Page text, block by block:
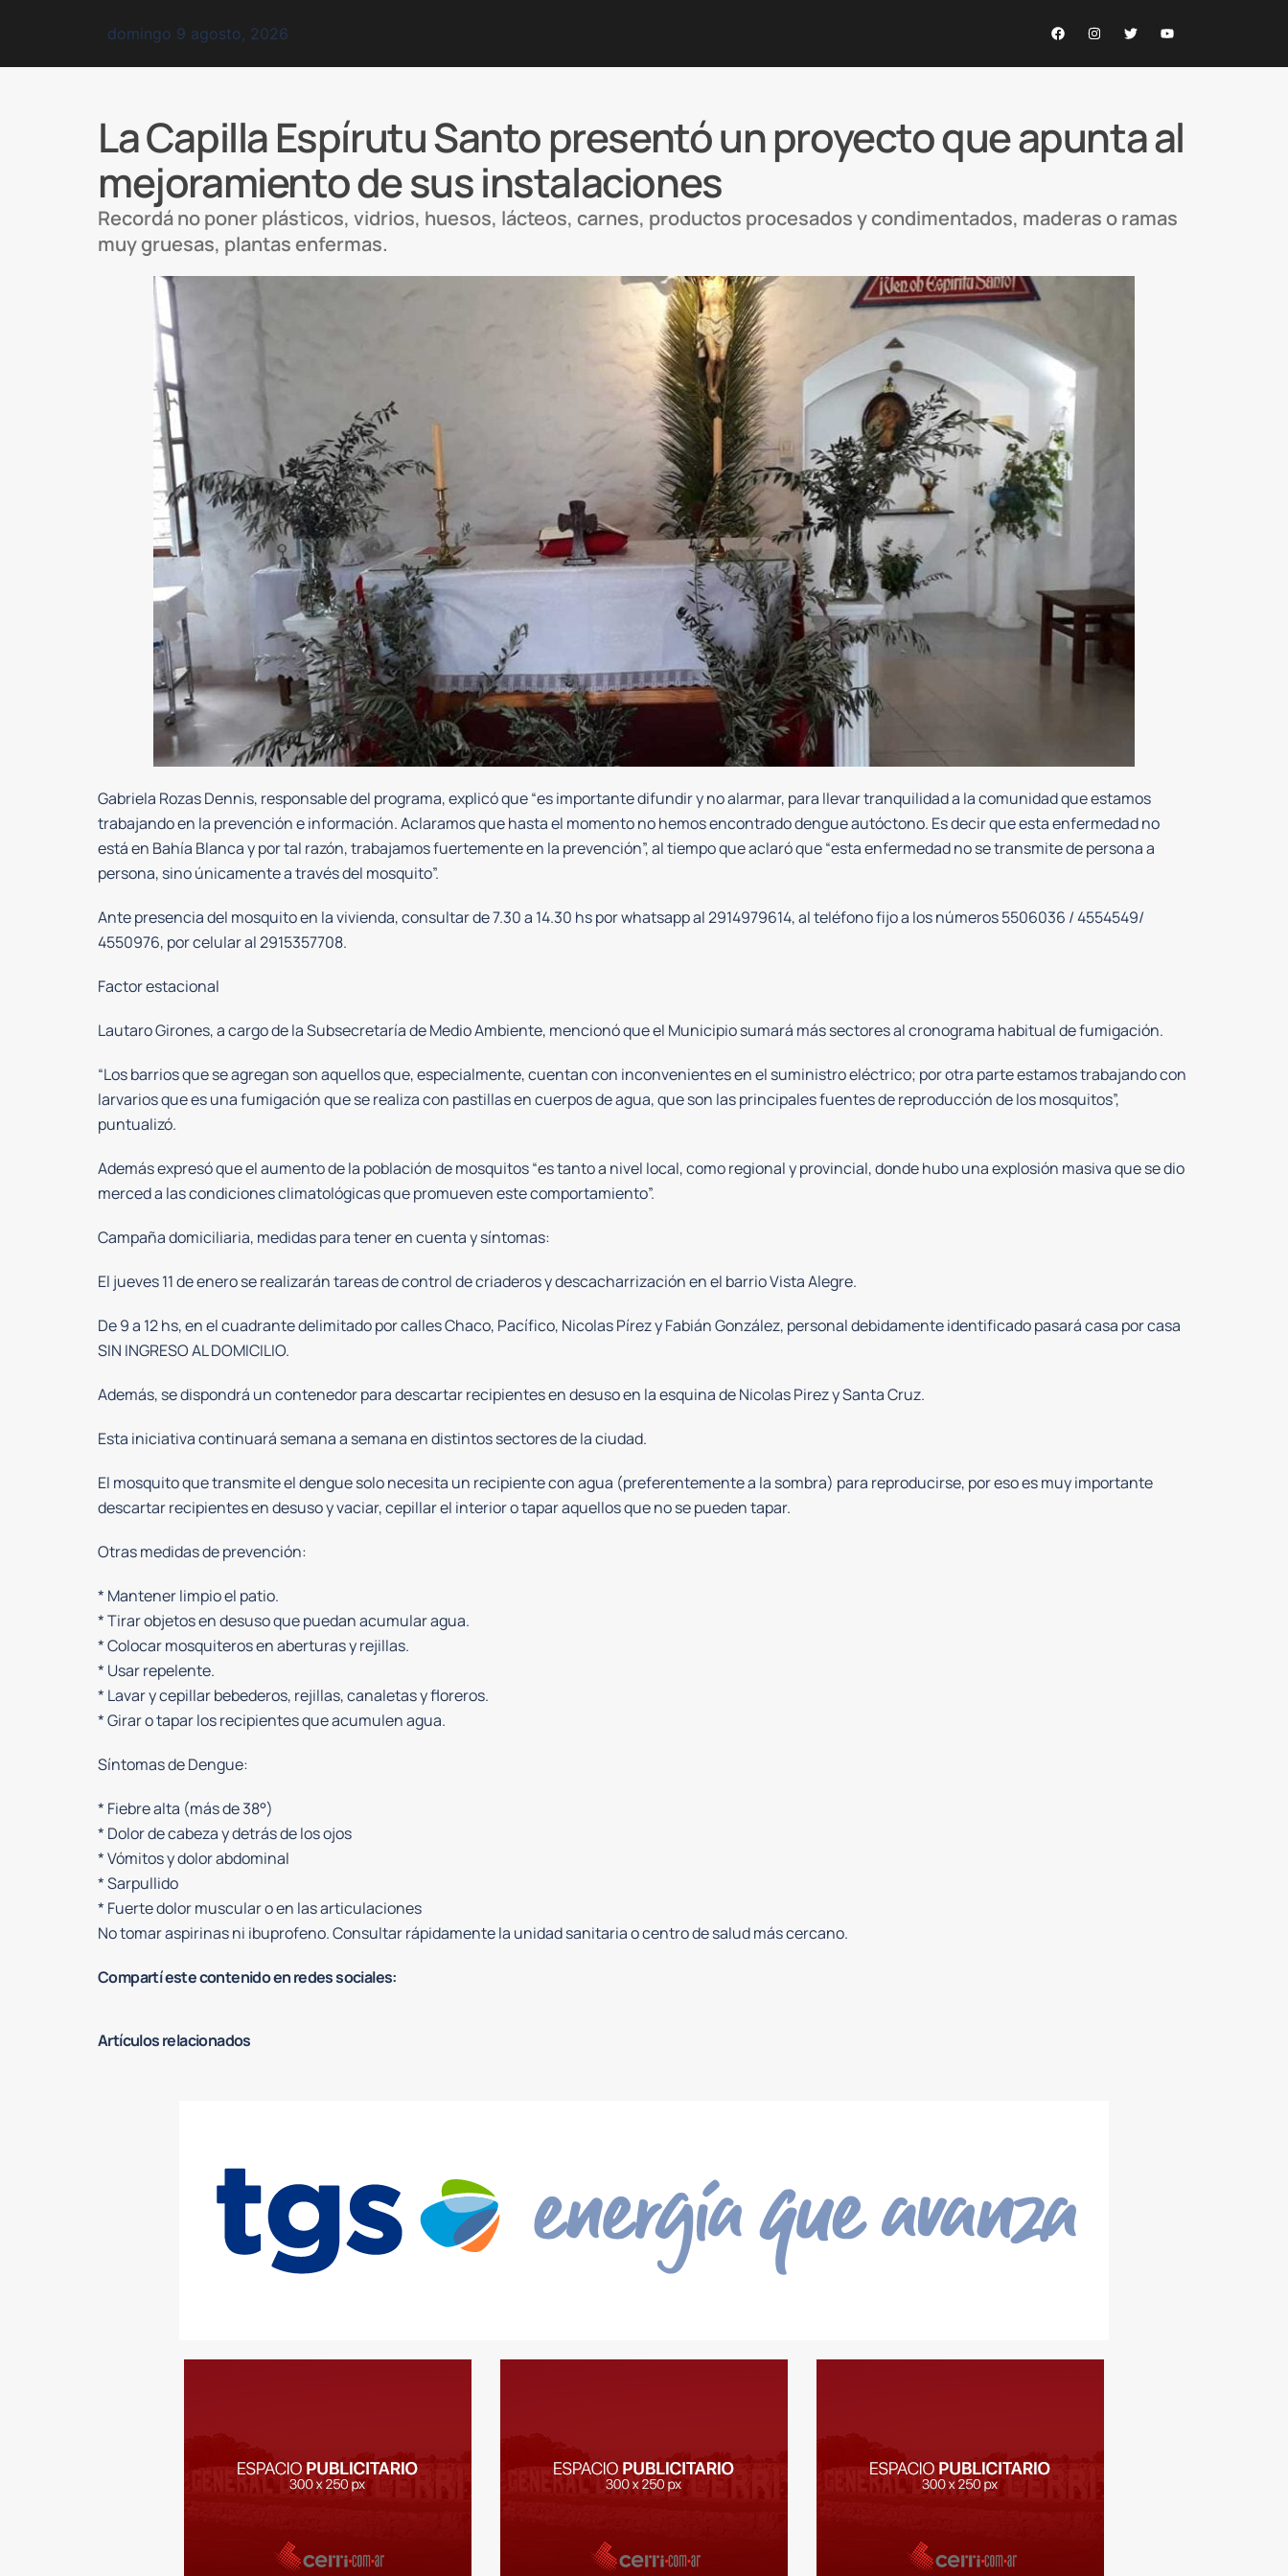
domingo 9 agosto, 2026
La Capilla Espírutu Santo presentó un proyecto que apunta al
mejoramiento de sus instalaciones
Recordá no poner plásticos, vidrios, huesos, lácteos, carnes, productos procesados y condimentados, maderas o ramas
muy gruesas, plantas enfermas.
Gabriela Rozas Dennis, responsable del programa, explicó que “es importante difundir y no alarmar, para llevar tranquilidad a la comunidad que estamos
trabajando en la prevención e información. Aclaramos que hasta el momento no hemos encontrado dengue autóctono. Es decir que esta enfermedad no
está en Bahía Blanca y por tal razón, trabajamos fuertemente en la prevención”, al tiempo que aclaró que “esta enfermedad no se transmite de persona a
persona, sino únicamente a través del mosquito”.
Ante presencia del mosquito en la vivienda, consultar de 7.30 a 14.30 hs por whatsapp al 2914979614, al teléfono fijo a los números 5506036 / 4554549/
4550976, por celular al 2915357708.
Factor estacional
Lautaro Girones, a cargo de la Subsecretaría de Medio Ambiente, mencionó que el Municipio sumará más sectores al cronograma habitual de fumigación.
“Los barrios que se agregan son aquellos que, especialmente, cuentan con inconvenientes en el suministro eléctrico; por otra parte estamos trabajando con
larvarios que es una fumigación que se realiza con pastillas en cuerpos de agua, que son las principales fuentes de reproducción de los mosquitos”,
puntualizó.
Además expresó que el aumento de la población de mosquitos “es tanto a nivel local, como regional y provincial, donde hubo una explosión masiva que se dio
merced a las condiciones climatológicas que promueven este comportamiento”.
Campaña domiciliaria, medidas para tener en cuenta y síntomas:
El jueves 11 de enero se realizarán tareas de control de criaderos y descacharrización en el barrio Vista Alegre.
De 9 a 12 hs, en el cuadrante delimitado por calles Chaco, Pacífico, Nicolas Pírez y Fabián González, personal debidamente identificado pasará casa por casa
SIN INGRESO AL DOMICILIO.
Además, se dispondrá un contenedor para descartar recipientes en desuso en la esquina de Nicolas Pirez y Santa Cruz.
Esta iniciativa continuará semana a semana en distintos sectores de la ciudad.
El mosquito que transmite el dengue solo necesita un recipiente con agua (preferentemente a la sombra) para reproducirse, por eso es muy importante
descartar recipientes en desuso y vaciar, cepillar el interior o tapar aquellos que no se pueden tapar.
Otras medidas de prevención:
* Mantener limpio el patio.
* Tirar objetos en desuso que puedan acumular agua.
* Colocar mosquiteros en aberturas y rejillas.
* Usar repelente.
* ⁠Lavar y cepillar bebederos, rejillas, canaletas y floreros.
* ⁠Girar o tapar los recipientes que acumulen agua.
Síntomas de Dengue:
* Fiebre alta (más de 38°)
* Dolor de cabeza y detrás de los ojos
* Vómitos y dolor abdominal
* Sarpullido
* Fuerte dolor muscular o en las articulaciones
No tomar aspirinas ni ibuprofeno. Consultar rápidamente la unidad sanitaria o centro de salud más cercano.
Compartí este contenido en redes sociales:
Artículos relacionados